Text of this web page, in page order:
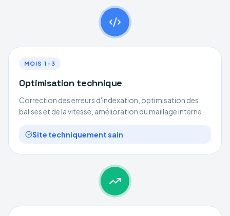
MOIS 1–3
Optimisation technique
Correction des erreurs d'indexation, optimisation des
balises et de la vitesse, amélioration du maillage interne.
Site techniquement sain